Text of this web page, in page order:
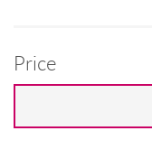
Price